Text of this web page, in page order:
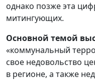
однако позже эта
митингующих.
Основной темой
«коммунальный
свое недовольство
в регионе, а также